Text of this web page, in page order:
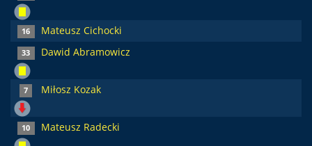
16 Mateusz Cichocki
33 Dawid Abramowicz
7 Miłosz Kozak
10 Mateusz Radecki